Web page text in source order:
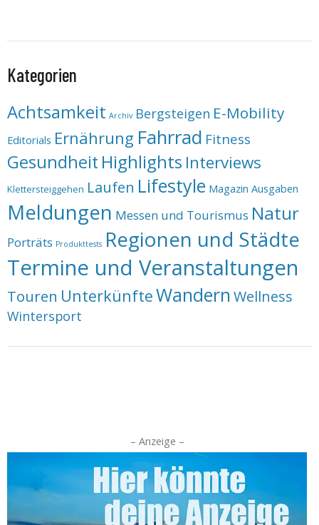
Kategorien
Achtsamkeit Archiv Bergsteigen E-Mobility
Editorials Ernährung Fahrrad Fitness
Gesundheit Highlights Interviews
Klettersteiggehen Laufen Lifestyle Magazin Ausgaben
Meldungen Messen und Tourismus Natur
Porträts Produkttests Regionen und Städte
Termine und Veranstaltungen
Touren UnterkünfteWandern Wellness
Wintersport
– Anzeige –